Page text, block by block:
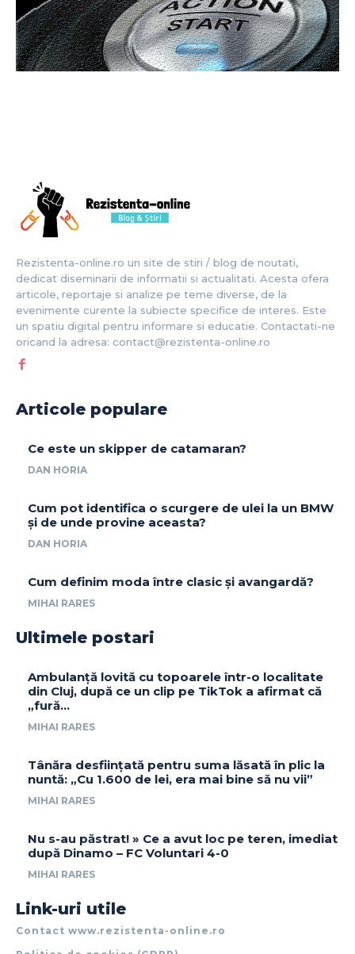
Rezistenta-online.ro un site de stiri / blog de noutati,
dedicat diseminarii de informatii si actualitati. Acesta ofera
articole, reportaje si analize pe teme diverse, de la
evenimente curente la subiecte specifice de interes. Este
un spatiu digital pentru informare si educatie. Contactati-ne
oricand la adresa: contact@rezistenta-online.ro
Articole populare
Ce este un skipper de catamaran?
DAN HORIA
Cum pot identifica o scurgere de ulei la un BMW
și de unde provine aceasta?
DAN HORIA
Cum definim moda între clasic și avangardă?
MIHAI RARES
Ultimele postari
Ambulanță lovită cu topoarele într-o localitate
din Cluj, după ce un clip pe TikTok a afirmat că
„fură…
MIHAI RARES
Tânăra desființată pentru suma lăsată în plic la
nuntă: „Cu 1.600 de lei, era mai bine să nu vii”
MIHAI RARES
Nu s-au păstrat! » Ce a avut loc pe teren, imediat
după Dinamo – FC Voluntari 4-0
MIHAI RARES
Link-uri utile
Contact www.rezistenta-online.ro